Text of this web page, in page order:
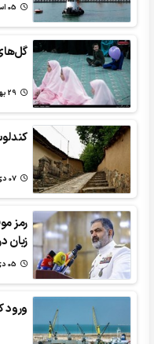
رمز
زبان
ورود کشتی 3 هزار